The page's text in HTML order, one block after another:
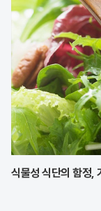
식물성 식단의 함정,